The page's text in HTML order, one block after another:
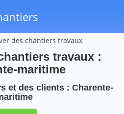
des chantiers travaux
travaux :
maritime
et des clients : Charente-